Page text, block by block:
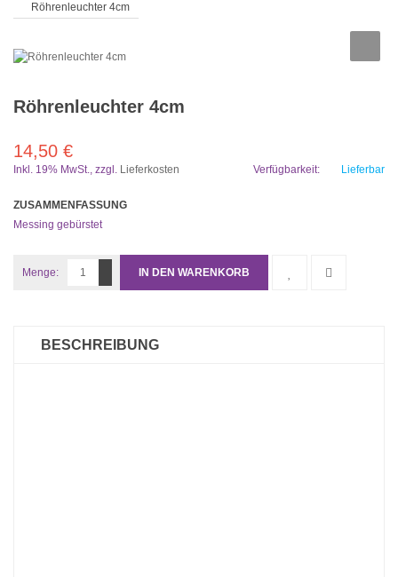
Röhrenleuchter 4cm
Röhrenleuchter 4cm
14,50 €
Inkl. 19% MwSt. zzgl. Lieferkosten Verfügbarkeit: Lieferbar
ZUSAMMENFASSUNG
Messing gebürstet
Menge: IN DEN WARENKORB
BESCHREIBUNG